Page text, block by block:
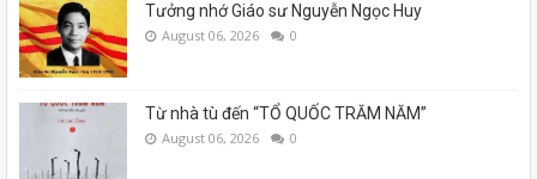
Tưởng nhớ Giáo sư Nguyễn Ngọc Huy
August 06, 2026 0
Từ nhà tù đến “TỔ QUỐC TRĂM NĂM”
August 06, 2026 0